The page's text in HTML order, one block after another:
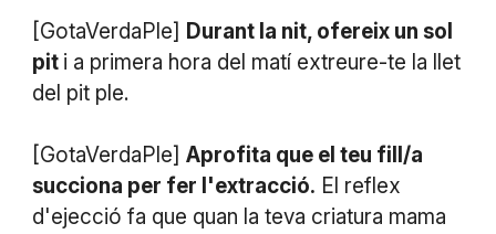
[GotaVerdaPle] Durant la nit, ofereix un sol
pit i a primera hora del matí extreure-te la llet
del pit ple.
[GotaVerdaPle] Aprofita que el teu fill/a
succiona per fer l'extracció. El reflex
d'ejecció fa que quan la teva criatura mama